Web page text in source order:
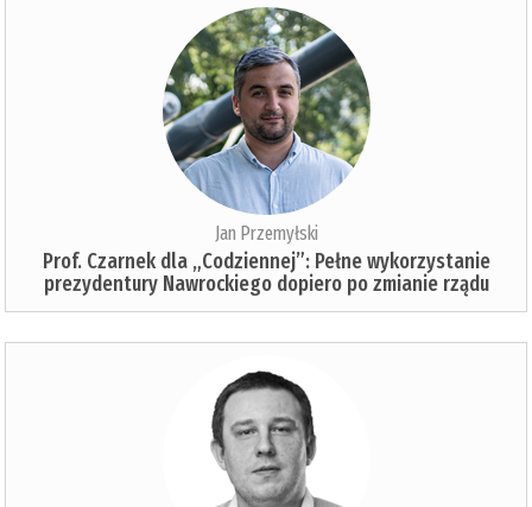
Jan Przemyłski
Prof. Czarnek dla „Codziennej”: Pełne wykorzystanie
prezydentury Nawrockiego dopiero po zmianie rządu